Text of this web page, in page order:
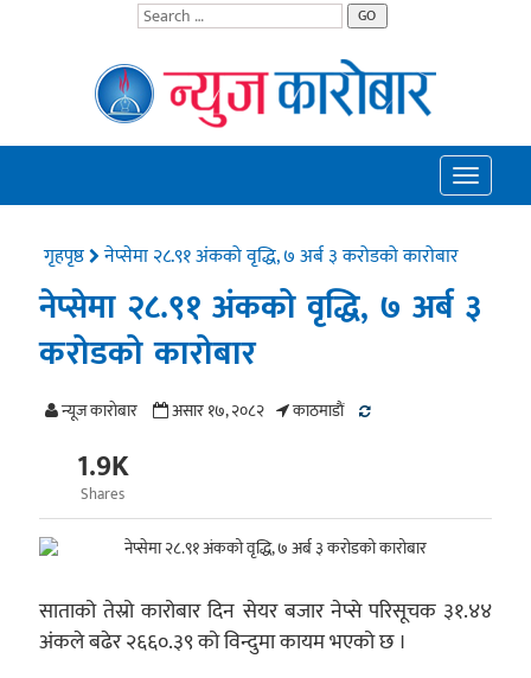
GO
Toggle
गृहपृष्ठ नेप्सेमा २८.९१ अंकको वृद्धि, ७ अर्ब ३ करोडको कारोबार
नेप्सेमा २८.९१ अंकको वृद्धि, ७ अर्ब ३
करोडको कारोबार
न्यूज काराेबार असार १७, २०८२ काठमाडाैं
1.9K
Shares
साताको तेस्रो कारोबार दिन सेयर बजार नेप्से परिसूचक ३१.४४
अंकले बढेर २६६०.३९ को विन्दुमा कायम भएको छ ।